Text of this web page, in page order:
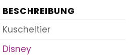
BESCHREIBUNG
Kuscheltier
Disney